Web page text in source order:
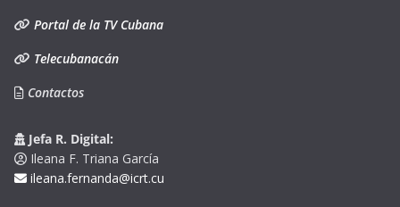
Portal de la TV Cubana
Telecubanacán
Contactos
Jefa R. Digital:
Ileana F. Triana García
ileana.fernanda@icrt.cu